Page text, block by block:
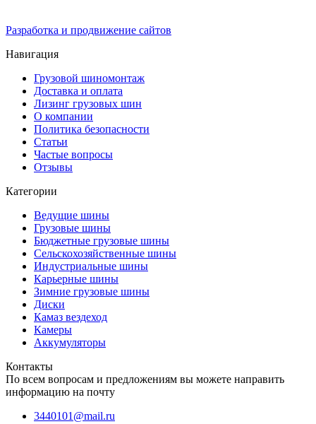
Разработка и продвижение сайтов
Навигация
Грузовой шиномонтаж
Доставка и оплата
Лизинг грузовых шин
О компании
Политика безопасности
Статьи
Частые вопросы
Отзывы
Категории
Ведущие шины
Грузовые шины
Бюджетные грузовые шины
Сельскохозяйственные шины
Индустриальные шины
Карьерные шины
Зимние грузовые шины
Диски
Камаз вездеход
Камеры
Аккумуляторы
Контакты
По всем вопросам и предложениям вы можете направить
информацию на почту
3440101@mail.ru